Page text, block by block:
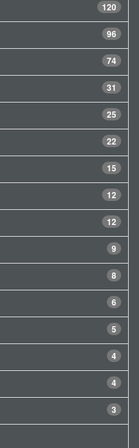
120
96
74
31
25
22
15
12
12
9
8
6
5
4
4
3